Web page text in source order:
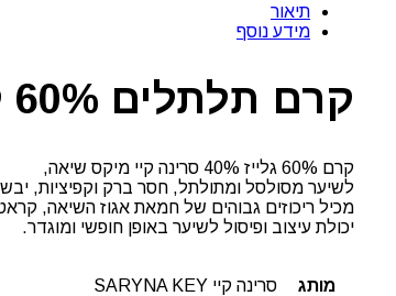
60%
קרם
סרינה
קיי
תיאור
מידע נוסף
קרם תלתלים 60% קרם 40% גלייז סרינה קיי
קרם 60% גלייז 40% סרינה קיי מיקס שיאה,
לשיער מסולסל ומתולתל, חסר ברק וקפיציות,
מכיל ריכוזים גבוהים של חמאת אגוז השיאה,
יכולת עיצוב ופיסול לשיער באופן חופשי ומוגדר.
מותג סרינה קיי SARYNA KEY